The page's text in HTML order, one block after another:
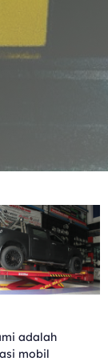
adalah
mobil